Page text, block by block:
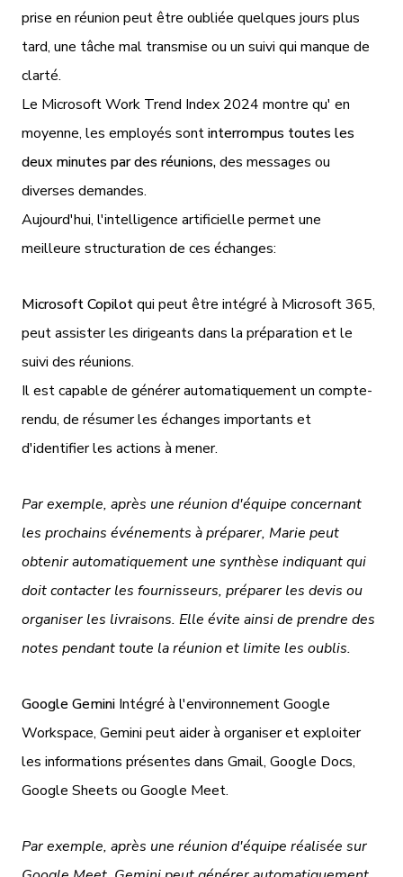
prise en réunion peut être oubliée quelques jours plus
tard, une tâche mal transmise ou un suivi qui manque de
clarté.
Le Microsoft Work Trend Index 2024 montre qu' en
moyenne, les employés sontinterrompus toutes les
deux minutes par des réunions,des messages ou
diverses demandes.
Aujourd'hui, l'intelligence artificielle permet une
meilleure structuration de ces échanges:
Microsoft Copilotqui peut être intégré à Microsoft 365,
peut assister les dirigeants dans la préparation et le
suivi des réunions.
Il est capable de générer automatiquement un compte-
rendu, de résumer les échanges importants et
d'identifier les actions à mener.
Par exemple, après une réunion d'équipe concernant
les prochains événements à préparer, Marie peut
obtenir automatiquement une synthèse indiquant qui
doit contacter les fournisseurs, préparer les devis ou
organiser les livraisons. Elle évite ainsi de prendre des
notes pendant toute la réunion et limite les oublis.
Google Gemini Intégré à l'environnement Google
Workspace, Gemini peut aider à organiser et exploiter
les informations présentes dans Gmail, Google Docs,
Google Sheets ou Google Meet.
Par exemple, après une réunion d'équipe réalisée sur